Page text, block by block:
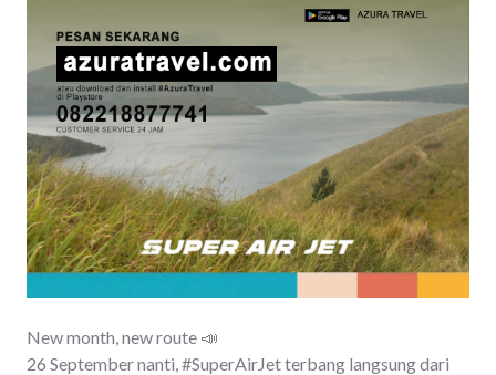
New month, new route 📣
26 September nanti, #SuperAirJet terbang langsung dari